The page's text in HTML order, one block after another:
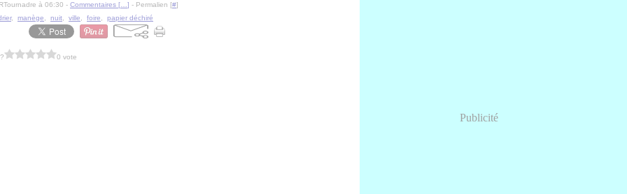
à 06:30 - Commentaires [ ] - Permalien [#]
, manège nuit ville foire papier déchiré
0 vote
Publicité